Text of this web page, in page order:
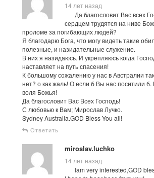
14 лет назад
Да благословит Вас всех
сердцем трудятся на ниве
проломе за погибающих людей?
Я благодарю Бога, что могу видеть такие
полезные, и назидательные служение.
В них я назидаюсь. И укрепляюсь когда
наставляет на путь спасения!
К большому сожалению у нас в Австралии
нет? о как жаль! О если б Вы нас поситили б.
воля Божья!
Да благословит Вас Всех Господь!
С любовью к Вам; Мирослав Лучко.
Sydney Australia.GOD Bless You all!
Ответить
miroslav.luchko
14 лет назад
Iam very interested,GOD